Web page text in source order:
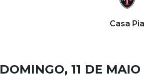
Casa Pia
DOMINGO, 11 DE MAIO